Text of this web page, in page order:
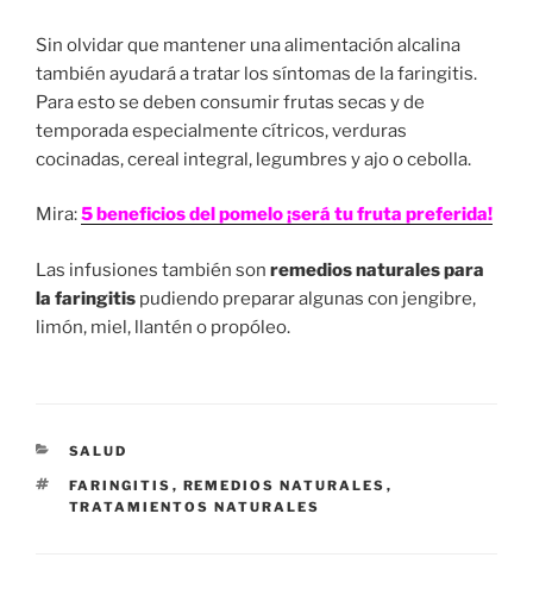
Sin olvidar que mantener una alimentación alcalina
también ayudará a tratar los síntomas de la faringitis.
Para esto se deben consumir frutas secas y de
temporada especialmente cítricos, verduras
cocinadas, cereal integral, legumbres y ajo o cebolla.
Mira:5 beneficios del pomelo ¡será tu fruta preferida!
Las infusiones también son remedios naturales para
la faringitis pudiendo preparar algunas con jengibre,
limón, miel, llantén o propóleo.
CATEGORÍAS
SALUD
ETIQUETAS
FARINGITIS , REMEDIOS NATURALES ,
TRATAMIENTOS NATURALES